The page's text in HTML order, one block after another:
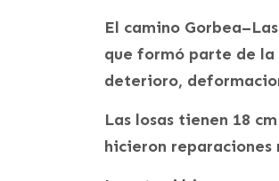
El camino
que formó parte de la
deterioro,
Las losas tienen 18
hicieron